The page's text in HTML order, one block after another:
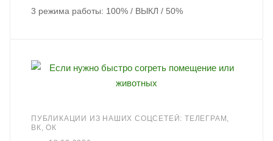
3 режима работы: 100% / ВЫКЛ / 50%
ПУБЛИКАЦИИ ИЗ НАШИХ СОЦСЕТЕЙ: ТЕЛЕГРАМ,
ВК, ОК